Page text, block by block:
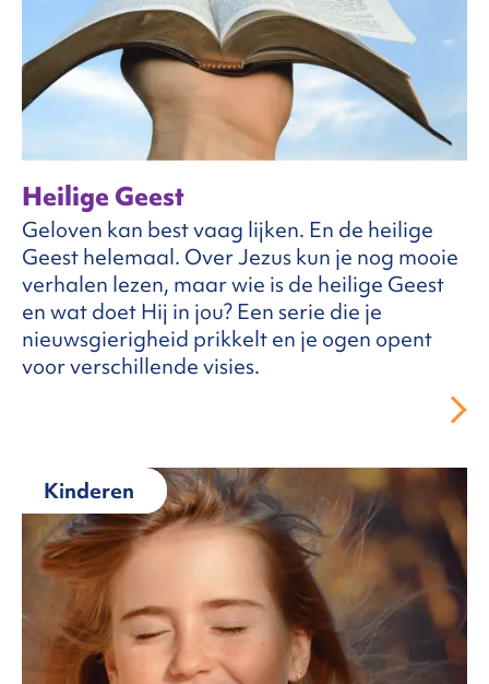
Heilige Geest
Geloven kan best vaag lijken. En de heilige
Geest helemaal. Over Jezus kun je nog mooie
verhalen lezen, maar wie is de heilige Geest
en wat doet Hij in jou? Een serie die je
nieuwsgierigheid prikkelt en je ogen opent
voor verschillende visies.
Kinderen